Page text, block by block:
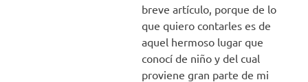
breve artículo, porque de lo
que quiero contarles es de
aquel hermoso lugar que
conocí de niño y del cual
proviene gran parte de mi